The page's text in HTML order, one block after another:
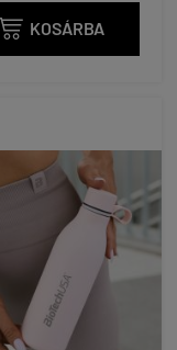
 KOSÁRBA